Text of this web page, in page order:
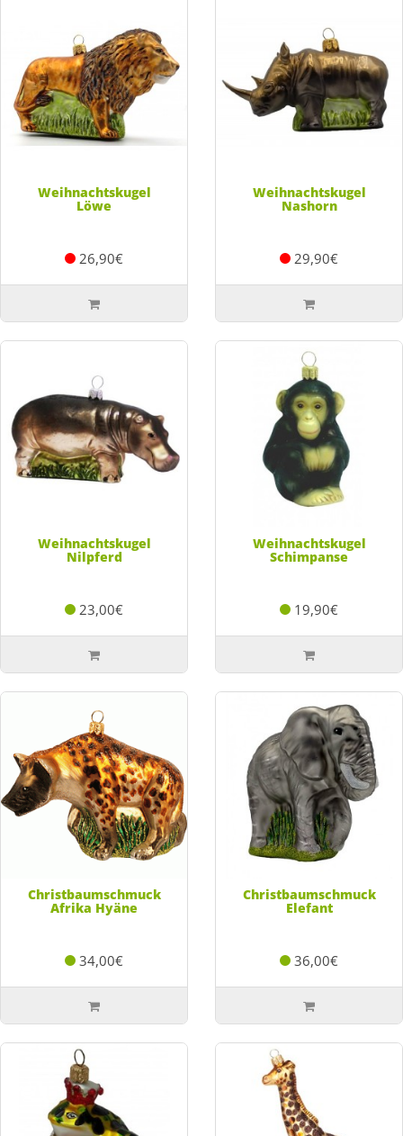
Weihnachtskugel
Löwe
26,90€
Weihnachtskugel
Nashorn
29,90€
Weihnachtskugel
Nilpferd
23,00€
Weihnachtskugel
Schimpanse
19,90€
Christbaumschmuck
Afrika Hyäne
34,00€
Christbaumschmuck
Elefant
36,00€